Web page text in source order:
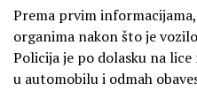
Prema prvim
organima nakon što je
Policija je po dolasku na
u automobilu i odmah